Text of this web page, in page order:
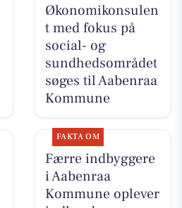
Økonomikonsulen
t med fokus på
social- og
sundhedsområdet
søges til Aabenraa
Kommune
FAKTA OM
Færre indbyggere
i Aabenraa
Kommune oplever